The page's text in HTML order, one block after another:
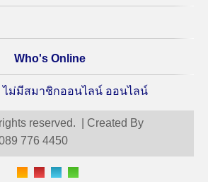
Who's Online
ไม่มีสมาชิกออนไลน์ ออนไลน์
reserved. | Created By
776 4450